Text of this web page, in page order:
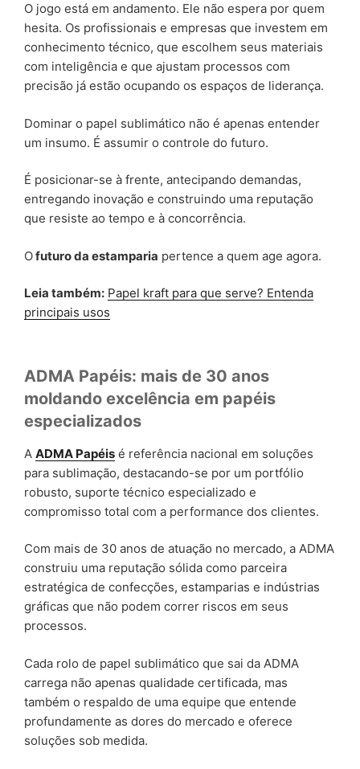
O jogo está em andamento. Ele não espera por quem
hesita. Os profissionais e empresas que investem em
conhecimento técnico, que escolhem seus materiais
com inteligência e que ajustam processos com
precisão já estão ocupando os espaços de liderança.
Dominar o papel sublimático não é apenas entender
um insumo. É assumir o controle do futuro.
É posicionar-se à frente, antecipando demandas,
entregando inovação e construindo uma reputação
que resiste ao tempo e à concorrência.
Ofuturo da estamparia pertence a quem age agora.
Leia também: Papel kraft para que serve? Entenda
principais usos
ADMA Papéis: mais de 30 anos
moldando excelência em papéis
especializados
A ADMA Papéis é referência nacional em soluções
para sublimação, destacando-se por um portfólio
robusto, suporte técnico especializado e
compromisso total com a performance dos clientes.
Com mais de 30 anos de atuação no mercado, a ADMA
construiu uma reputação sólida como parceira
estratégica de confecções, estamparias e indústrias
gráficas que não podem correr riscos em seus
processos.
Cada rolo de papel sublimático que sai da ADMA
carrega não apenas qualidade certificada, mas
também o respaldo de uma equipe que entende
profundamente as dores do mercado e oferece
soluções sob medida.